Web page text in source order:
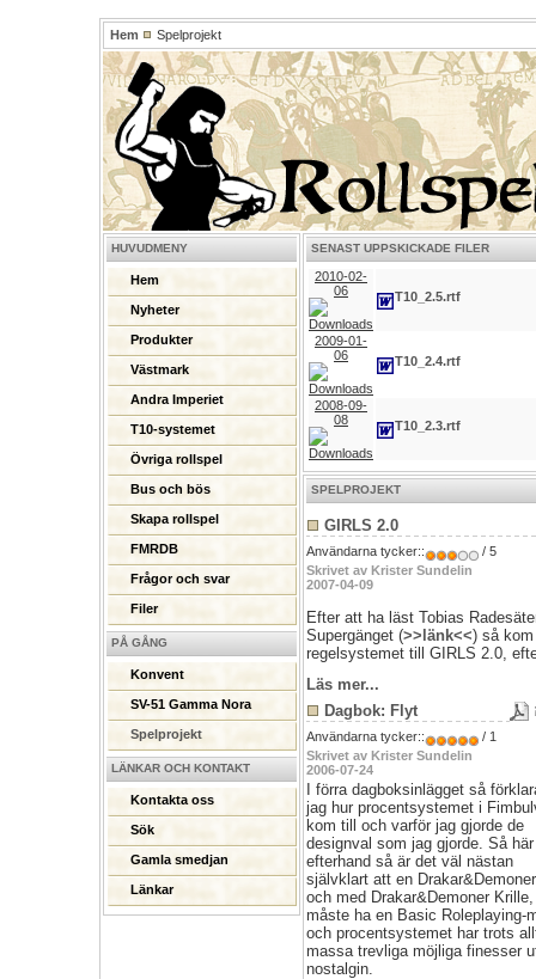
Hem Spelprojekt
HUVUDMENY
Hem
Nyheter
Produkter
Västmark
Andra Imperiet
T10-systemet
Övriga rollspel
Bus och bös
Skapa rollspel
FMRDB
Frågor och svar
Filer
PÅ GÅNG
Konvent
SV-51 Gamma Nora
Spelprojekt
LÄNKAR OCH KONTAKT
Kontakta oss
Sök
Gamla smedjan
Länkar
SENAST UPPSKICKADE FILER
2010-02-
06
T10_2.5.rtf
2009-01-
06
T10_2.4.rtf
2008-09-
08
T10_2.3.rtf
SPELPROJEKT
GIRLS 2.0
Användarna tycker::
/ 5
Skrivet av Krister Sundelin
2007-04-09
Efter att ha läst Tobias
Supergänget (>>länk<<) så
regelsystemet till GIRLS 2.0,
Läs mer...
Dagbok: Flyt
Användarna tycker::
/ 1
Skrivet av Krister Sundelin
2006-07-24
I förra dagboksinlägget så
jag hur procentsystemet i
kom till och varför jag gjorde de
designval som jag gjorde. Så
efterhand så är det väl nästan
självklart att en
och med Drakar&Demoner Krille,
måste ha en Basic Roleplaying-
och procentsystemet har trots
massa trevliga möjliga finesser
nostalgin.